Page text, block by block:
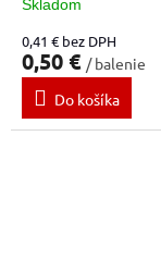
Skladom
0,41 € bez DPH
0,50 € / balenie
Do košíka